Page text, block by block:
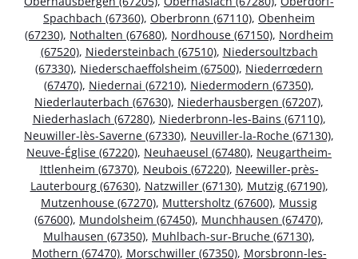
Spachbach (67360), Oberbronn (67110), Obenheim
(67230), Nothalten (67680), Nordhouse (67150), Nordheim
(67520), Niedersteinbach (67510), Niedersoultzbach
(67330), Niederschaeffolsheim (67500), Niederrœdern
(67470), Niedernai (67210), Niedermodern (67350),
Niederlauterbach (67630), Niederhausbergen (67207),
Niederhaslach (67280), Niederbronn-les-Bains (67110),
Neuwiller-lès-Saverne (67330), Neuviller-la-Roche (67130),
Neuve-Église (67220), Neuhaeusel (67480), Neugartheim-
Ittlenheim (67370), Neubois (67220), Neewiller-près-
Lauterbourg (67630), Natzwiller (67130), Mutzig (67190),
Mutzenhouse (67270), Muttersholtz (67600), Mussig
(67600), Mundolsheim (67450), Munchhausen (67470),
Mulhausen (67350), Muhlbach-sur-Bruche (67130),
Mothern (67470), Morschwiller (67350), Morsbronn-les-